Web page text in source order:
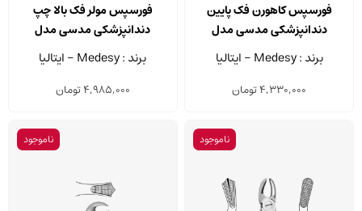
فورسپس کاهورن فک پایین
دندانپزشکی مدسی مدل
2500/86C برند : Medesy - ایتالیا
4,330,000تومان
فورسپس مولر فک بالا چپ
دندانپزشکی مدسی مدل
2500/18
برند : Medesy - ایتالیا
4,985,000تومان
ناموجود ناموجود